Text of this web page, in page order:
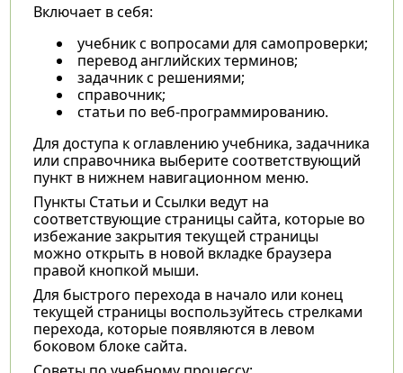
Включает в себя:
учебник с вопросами для самопроверки;
перевод английских терминов;
задачник с решениями;
справочник;
статьи по веб-программированию.
Для доступа к оглавлению учебника, задачника
или справочника выберите соответствующий
пункт в нижнем навигационном меню.
Пункты Статьи и Ссылки ведут на
соответствующие страницы сайта, которые во
избежание закрытия текущей страницы
можно открыть в новой вкладке браузера
правой кнопкой мыши.
Для быстрого перехода в начало или конец
текущей страницы воспользуйтесь стрелками
перехода, которые появляются в левом
боковом блоке сайта.